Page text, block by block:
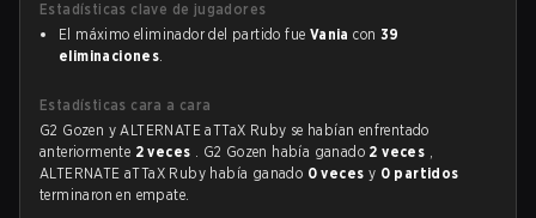
Estadísticas clave de jugadores
El máximo eliminador del partido fue Vania con 39
eliminaciones.
Estadísticas cara a cara
G2 Gozen y ALTERNATE aTTaX Ruby se habían enfrentado
anteriormente 2 veces . G2 Gozen había ganado 2 veces ,
ALTERNATE aTTaX Ruby había ganado 0 veces y 0 partidos
terminaron en empate.